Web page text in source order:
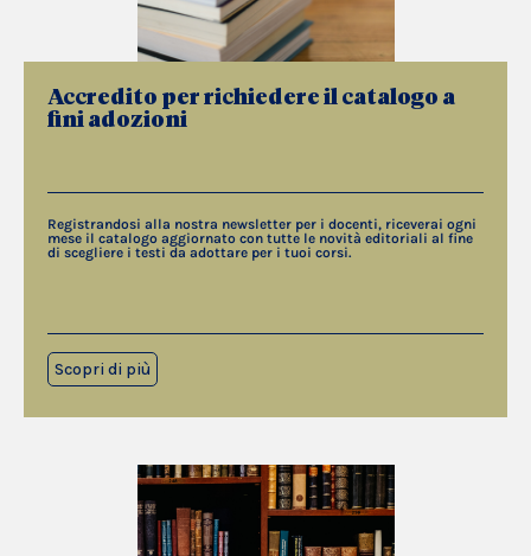
Accredito per richiedere il catalogo a
fini adozioni
Registrandosi alla nostra newsletter per i docenti, riceverai ogni
mese il catalogo aggiornato con tutte le novità editoriali al fine
di scegliere i testi da adottare per i tuoi corsi.
Scopri di più